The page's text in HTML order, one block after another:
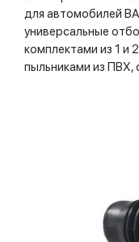
для автомобилей
универсальные
комплектами из 1 и
пыльниками из ПВХ,